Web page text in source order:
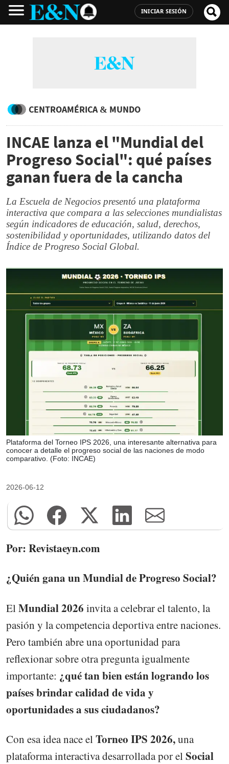
INICIAR SESIÓN
CENTROAMÉRICA & MUNDO
INCAE lanza el "Mundial del
Progreso Social": qué países
ganan fuera de la cancha
La Escuela de Negocios presentó una plataforma
interactiva que compara a las selecciones mundialistas
según indicadores de educación, salud, derechos,
sostenibilidad y oportunidades, utilizando datos del
Índice de Progreso Social Global.
Plataforma del Torneo IPS 2026, una interesante alternativa para
conocer a detalle el progreso social de las naciones de modo
comparativo. (Foto: INCAE)
2026-06-12
Por: Revistaeyn.com
¿Quién gana un Mundial de Progreso Social?
ElMundial 2026 invita a celebrar el talento, la
pasión y la competencia deportiva entre naciones.
Pero también abre una oportunidad para
reflexionar sobre otra pregunta igualmente
importante: ¿qué tan bien están logrando los
países brindar calidad de vida y
oportunidades a sus ciudadanos?
Con esa idea nace elTorneo IPS 2026,una
plataforma interactiva desarrollada por elSocial